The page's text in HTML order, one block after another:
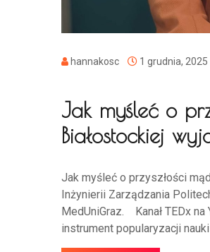
hannakosc 1 grudnia, 2025
Jak myśleć o
Białostockiej
Jak myśleć o przyszłości
Inżynierii Zarządzania
MedUniGraz. Kanał TEDx
instrument popularyzacji